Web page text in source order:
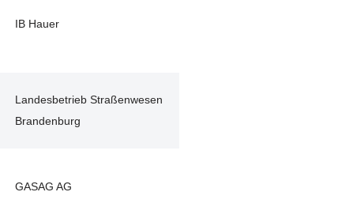
IB Hauer
Landesbetrieb Straßenwesen
Brandenburg
GASAG AG